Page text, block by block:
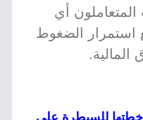
المتعاملون أي
الضغوط
المالية.